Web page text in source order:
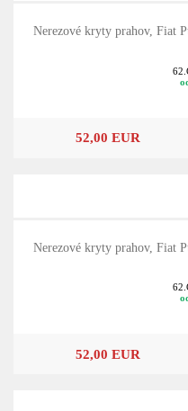
Nerezové kryty prahov, Fiat
52,00 EUR
Nerezové kryty prahov, Fiat
52,00 EUR